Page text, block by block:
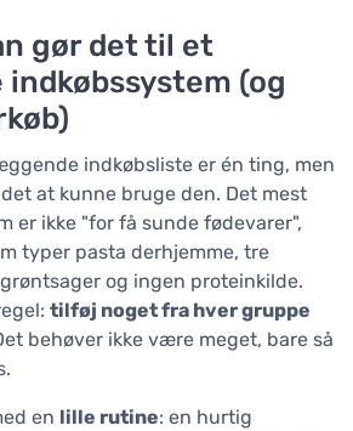
gør det til et
(og
indkøbsliste er én ting, men
at kunne bruge den. Det mest
er ikke "for få sunde fødevarer",
typer pasta derhjemme, tre
og ingen proteinkilde.
tilføj noget fra hver gruppe
behøver ikke være meget, bare så
en lille rutine: en hurtig